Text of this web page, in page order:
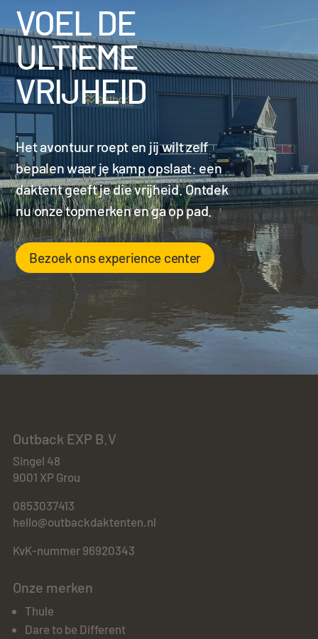
VOEL DE
ULTIEME
VRIJHEID
Het avontuur roept en jij wilt zelf
bepalen waar je kamp opslaat: een
daktent geeft je die vrijheid. Ontdek
nu onze topmerken en ga op pad.
Bezoek ons experience center
Outback EXP B.V
Singel 48
9001 XP Grou
0853037413
hello@outbackdaktenten.nl
KvK-nummer 96920343
Onze merken
Thule
Dare to be Different